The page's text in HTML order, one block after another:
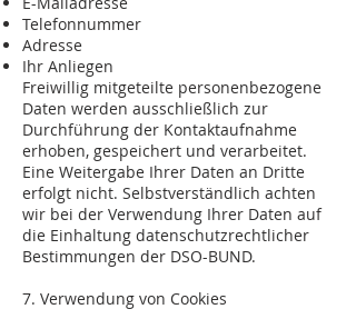
Telefonnummer
Adresse
Ihr Anliegen
Freiwillig mitgeteilte personenbezogene
Daten werden ausschließlich zur
Durchführung der Kontaktaufnahme
erhoben, gespeichert und verarbeitet.
Eine Weitergabe Ihrer Daten an Dritte
erfolgt nicht. Selbstverständlich achten
wir bei der Verwendung Ihrer Daten auf
die Einhaltung datenschutzrechtlicher
Bestimmungen der DSO-BUND.
7. Verwendung von Cookies